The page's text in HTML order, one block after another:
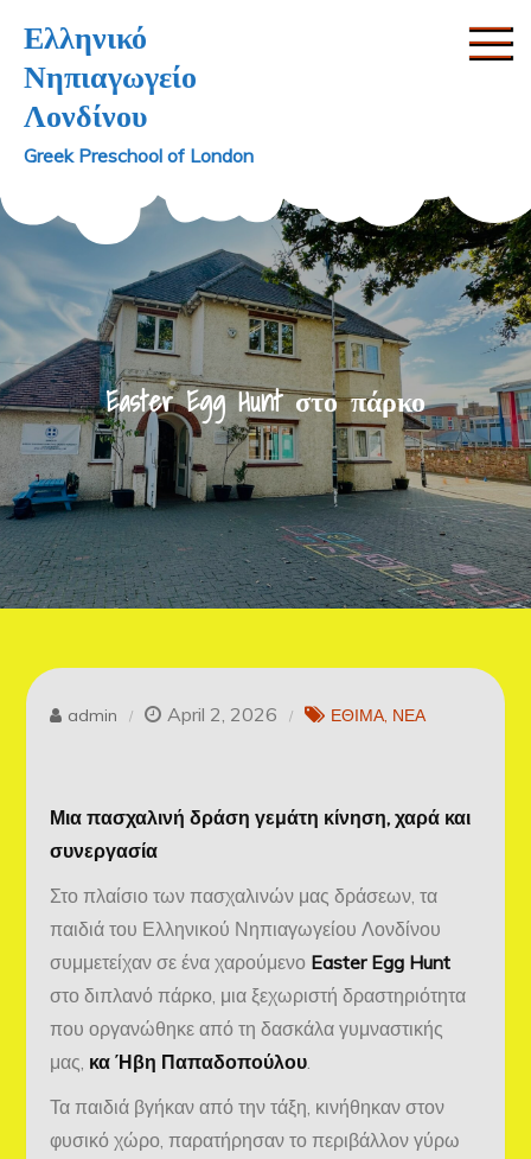
content
Ελληνικό
Νηπιαγωγείο
Λονδίνου
Greek Preschool of London
Easter Egg Hunt στο πάρκο
admin April 2, 2026 ΕΘΙΜΑ ΝΕΑ
Μια πασχαλινή δράση γεμάτη κίνηση, χαρά και
συνεργασία
Στο πλαίσιο των πασχαλινών μας δράσεων, τα
παιδιά του Ελληνικού Νηπιαγωγείου Λονδίνου
συμμετείχαν σε ένα χαρούμενο Easter Egg Hunt
στο διπλανό πάρκο, μια ξεχωριστή δραστηριότητα
που οργανώθηκε από τη δασκάλα γυμναστικής
μας, κα Ήβη Παπαδοπούλου
Τα παιδιά βγήκαν από την τάξη, κινήθηκαν στον
φυσικό χώρο, παρατήρησαν το περιβάλλον γύρω